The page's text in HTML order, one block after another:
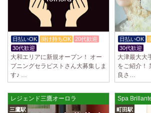
2025/04/09 [藤が丘駅]
sirena (シレーナ) 名東ルーム
制服あり、ノルマ、罰金なし 高額報酬が稼げるだ
厚い福利厚生を完備しております！ぜひご活用く
2025/04/08[勝川駅]
Cat’s (キャッツ)
18歳以上（高校生不可） オープンニングセラピス
2025/04/05[日本橋駅]
日払いOK 掛け持ちOK
20代歓迎
30代歓迎
大和エリアに新規オープン！ オー
プニングセラピストさん大募集しま
す♪ …
日払いOK
30代歓迎
大津最大大
をご紹介！
良さ…
レジェンド三鷹オーロラ
三鷹駅
Spa
町田駅